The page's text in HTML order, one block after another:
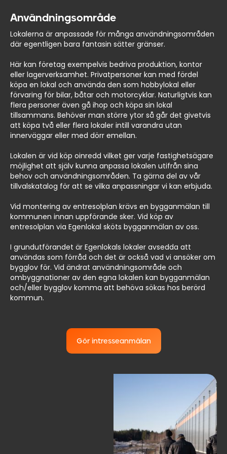
Användningsområde
Lokalerna är anpassade för många användningsområden
där egentligen bara fantasin sätter gränser.
Här kan företag exempelvis bedriva produktion, kontor
eller lagerverksamhet. Privatpersoner kan med fördel
köpa en lokal och använda den som hobbylokal eller
förvaring för bilar, båtar och motorcyklar. Naturligtvis kan
flera personer även gå ihop och köpa sin lokal
tillsammans. Behöver man större ytor så går det givetvis
att köpa två eller flera lokaler intill varandra utan
innerväggar eller med dörr emellan.
Lokalen är vid köp oinredd vilket ger varje fastighetsägare
möjlighet att själv kunna anpassa lokalen utifrån sina
behov och användningsområden. Ta gärna del av vår
tillvalskatalog för att se vilka anpassningar vi kan erbjuda.
Vid montering av entresolplan krävs en bygganmälan till
kommunen innan uppförande sker. Vid köp av
entresolplan via Egenlokal sköts bygganmälan av oss.
I grundutförandet är Egenlokals lokaler avsedda att
användas som förråd och det är också vad vi ansöker om
bygglov för. Vid ändrat användningsområde och
ombyggnationer av den egna lokalen kan bygganmälan
och/eller bygglov komma att behöva sökas hos berörd
kommun.
Gör intresseanmälan